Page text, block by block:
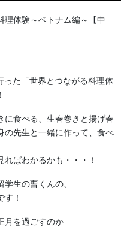
理体験～ベトナム編～【中
た「世界とつながる料理体
に食べる、生春巻きと揚げ春
の先生と一緒に作って、食べ
ばわかるかも・・・！
生の曹くんの、
！
月を過ごすのか